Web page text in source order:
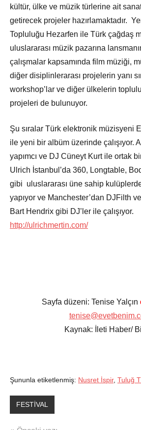
kültür, ülke ve müzik türlerine ait
getirecek projeler hazırlamaktadır.
Topluluğu Hezarfen ile Türk çağdaş
uluslararası müzik pazarına
çalışmalar kapsamında film müziği,
diğer disiplinlerarası projelerin yanı
workshop’lar ve diğer ülkelerin
projeleri de bulunuyor.
Şu sıralar Türk elektronik müzisyeni
ile yeni bir albüm üzerinde çalışıyor.
yapımcı ve DJ Cüneyt Kurt ile ortak
Ulrich İstanbul’da 360, Longtable,
gibi uluslararası üne sahip
yapıyor ve Manchester’dan DJFilth
Bart Hendrix gibi DJ’ler ile çalışıyor.
http://ulrichmertin.com/
Sayfa düzeni: Tenise Yalçın
Kaynak: İleti Haber/
Şununla etiketlenmiş: Nusret İspir, Tuluğ
FESTİVAL